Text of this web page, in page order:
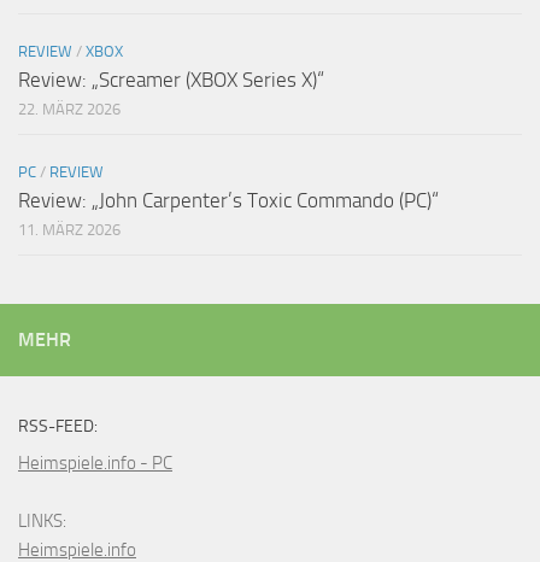
REVIEW / XBOX
Review: „Screamer (XBOX Series X)“
22. MÄRZ 2026
PC / REVIEW
Review: „John Carpenter’s Toxic Commando (PC)“
11. MÄRZ 2026
MEHR
RSS-FEED:
Heimspiele.info - PC
LINKS:
Heimspiele.info